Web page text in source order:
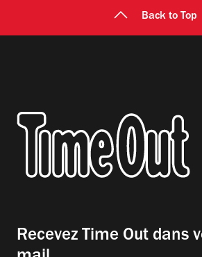
Back to Top
Recevez Time Out dans